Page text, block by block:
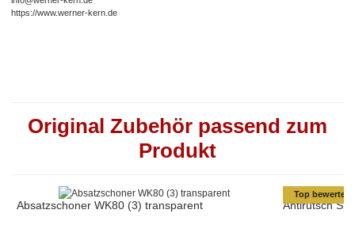
https://www.werner-kern.de
Original Zubehör passend zum
Produkt
Absatzschoner WK80 (3) transparent
Top bewertet
Antirutsch